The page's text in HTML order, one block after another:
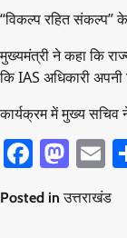
“विकल्प रहित संकल्प”
मुख्यमंत्री ने कहा कि
कि IAS अधिकारी
कार्यक्रम में मुख्य सचिव
Posted inउत्तराखंड